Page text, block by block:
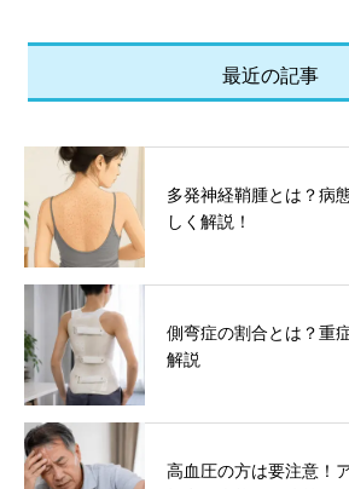
最近の記事
多発神経鞘腫とは？病
しく解説！
側弯症の割合とは？重
解説
高血圧の方は要注意！